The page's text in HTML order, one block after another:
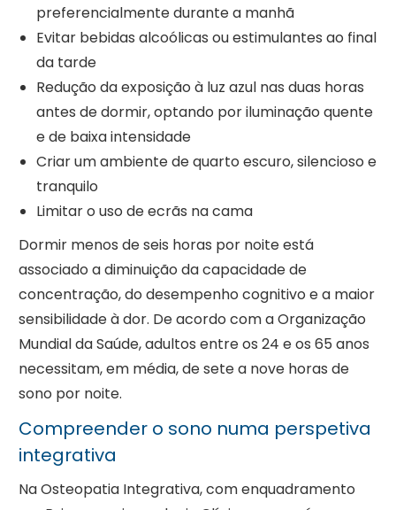
preferencialmente durante a manhã
Evitar bebidas alcoólicas ou estimulantes ao final
da tarde
Redução da exposição à luz azul nas duas horas
antes de dormir, optando por iluminação quente
e de baixa intensidade
Criar um ambiente de quarto escuro, silencioso e
tranquilo
Limitar o uso de ecrãs na cama
Dormir menos de seis horas por noite está
associado a diminuição da capacidade de
concentração, do desempenho cognitivo e a maior
sensibilidade à dor. De acordo com a Organização
Mundial da Saúde, adultos entre os 24 e os 65 anos
necessitam, em média, de sete a nove horas de
sono por noite.
Compreender o sono numa perspetiva
integrativa
Na Osteopatia Integrativa, com enquadramento